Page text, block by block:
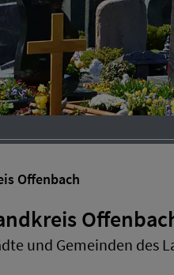
Offenbach
und Gemeinden des